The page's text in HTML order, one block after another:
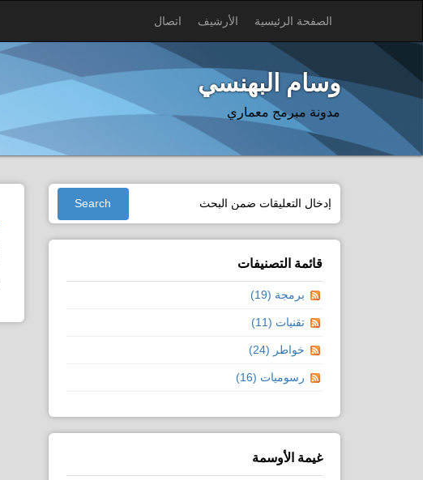
الصفحة الرئيسية الأرشيف اتصال
وسام البهنسي
مدونة مبرمج معماري
قائمة التصنيفات
برمجة (19)
تقنيات (11)
خواطر (24)
رسوميات (16)
غيمة الأوسمة